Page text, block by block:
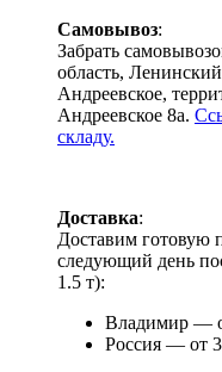
Самовывоз:
Забрать
область,
Андреевское,
Андреевское 8а.
складу.
Доставка:
Доставим готовую
следующий день
1.5 т):
Владимир —
Россия — от